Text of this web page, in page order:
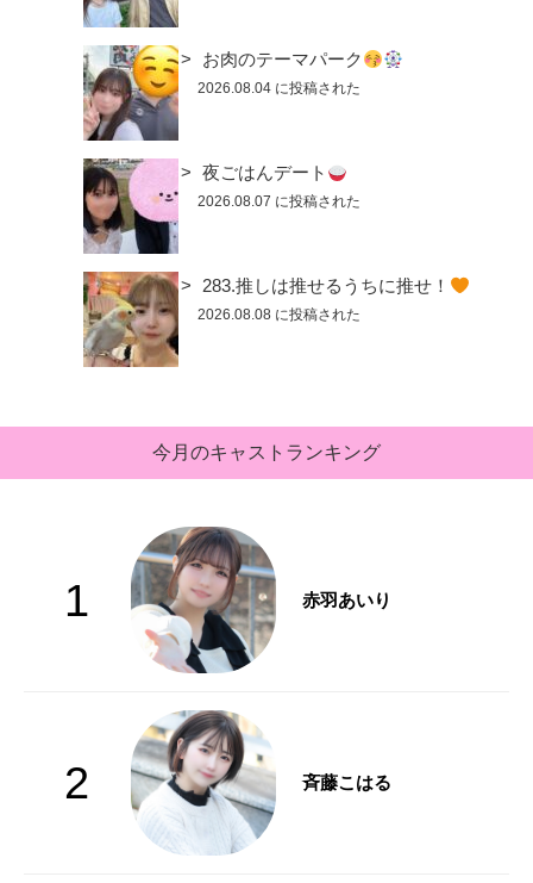
お肉のテーマパーク
2026.08.04 に投稿された
夜ごはんデート
2026.08.07 に投稿された
283.推しは推せるうちに推せ！
2026.08.08 に投稿された
今月のキャストランキング
1 赤羽あいり
2 斉藤こはる